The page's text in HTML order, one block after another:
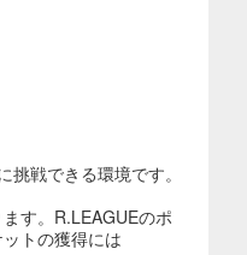
戦できる環境です。
す。R.LEAGUEのポ
トの獲得には